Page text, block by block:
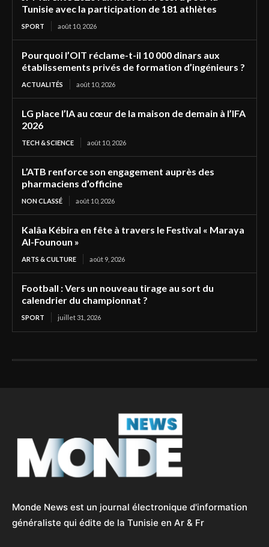
Tunisie avec la participation de 181 athlètes
SPORT août 10, 2026
Pourquoi l’OIT réclame-t-il 10 000 dinars aux
établissements privés de formation d’ingénieurs ?
ACTUALITÉS août 10, 2026
LG place l’IA au cœur de la maison de demain à l’IFA
2026
TECH & SCIENCE août 10, 2026
L’ATB renforce son engagement auprès des
pharmaciens d’officine
NON CLASSÉ août 10, 2026
Kalâa Kébira en fête à travers le Festival « Maraya
Al-Founoun »
ARTS & CULTURE août 9, 2026
Football : Vers un nouveau tirage au sort du
calendrier du championnat ?
SPORT juillet 31, 2026
Monde News est un journal électronique d'information
généraliste qui édite de la Tunisie en Ar & Fr